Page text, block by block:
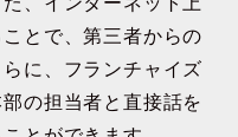
とで、第三者からの
に、フランチャイズ
の担当者と直接話を